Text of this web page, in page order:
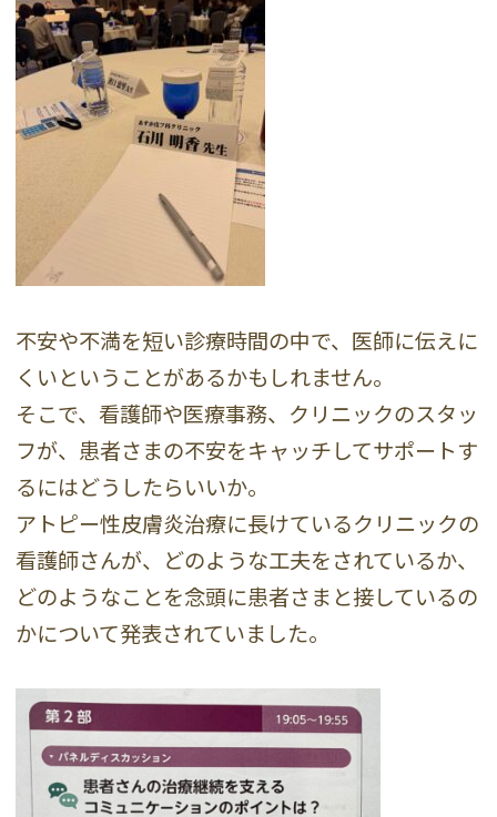
不安や不満を短い診療時間の中で、医師に伝えに
くいということがあるかもしれません。
そこで、看護師や医療事務、クリニックのスタッ
フが、患者さまの不安をキャッチしてサポートす
るにはどうしたらいいか。
アトピー性皮膚炎治療に長けているクリニックの
看護師さんが、どのような工夫をされているか、
どのようなことを念頭に患者さまと接しているの
かについて発表されていました。